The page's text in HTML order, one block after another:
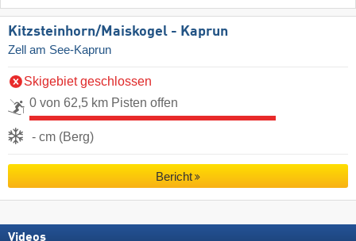
Kitzsteinhorn/​Maiskogel - Kaprun
Zell am See-Kaprun
Skigebiet geschlossen
0 von 62,5 km Pisten offen
- cm (Berg)
Bericht
Videos